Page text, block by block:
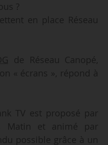
?
en place Réseau
de Réseau Canopé,
« écrans », répond à
TV est proposé par
Matin et animé par
possible grâce à un